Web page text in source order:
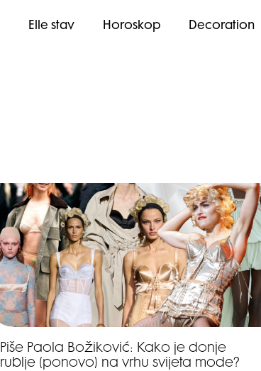
Elle stav Horoskop Decoration
Piše Paola Božiković: Kako je donje
rublje (ponovo) na vrhu svijeta mode?